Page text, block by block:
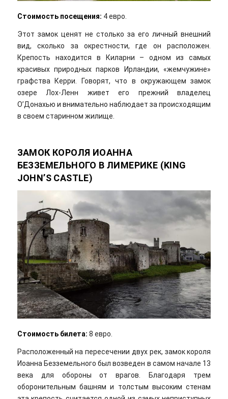
Стоимость посещения: 4 евро.
Этот замок ценят не столько за его личный внешний
вид, сколько за окрестности, где он расположен.
Крепость находится в Киларни – одном из самых
красивых природных парков Ирландии, «жемчужине»
графства Керри. Говорят, что в окружающем замок
озере Лох-Ленн живет его прежний владелец
О’Донахью и внимательно наблюдает за происходящим
в своем старинном жилище.
ЗАМОК КОРОЛЯ ИОАННА
БЕЗЗЕМЕЛЬНОГО В ЛИМЕРИКЕ (KING
JOHN’S CASTLE)
Стоимость билета: 8 евро.
Расположенный на пересечении двух рек, замок короля
Иоанна Безземельного был возведен в самом начале 13
века для обороны от врагов. Благодаря трем
оборонительным башням и толстым высоким стенам